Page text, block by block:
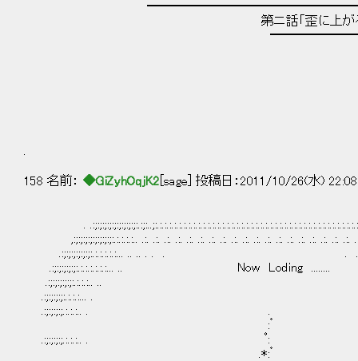
第ニ話「歪に上がる舞台
158 名前： ◆GiZyhOqjK2 [sage] 投稿日：2011/10/26(水)
.
,:;:;:;:;:;:;:;:;:.:.:.:.:.. .:. .:. .:. .:. .:. .:. .:. .:. .:. .:. .:. .:. .:. .:. .:. .:. .:. .:. .:. .:.
.:;:;:;:;:;:;:.:.:.:.:.:... .. .. . . . . . . .. .. .. .. ..
.:;:;:;:;:;:.:.:.:.:.:.:... .. Now Loding ........ ..
.:;:;:;:;:;:.:.:.:.. .. ..
.:;:;:;:;:.:.:.:... . .
.:;:;:;:;.:.:.:.. . . .
:゜
.:;:;:;:;.:.:.:.. . ﾟ: .
.*:゜